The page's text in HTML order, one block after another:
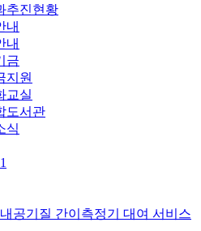
추진현황
내
내
금
지원
교실
도서관
식
공기질 간이측정기 대여 서비스